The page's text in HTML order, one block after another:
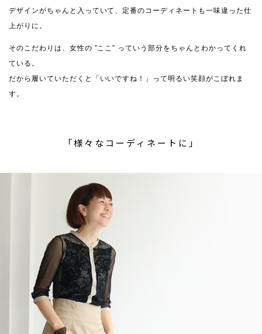
デザインがちゃんと入っていて、定番のコーディネートも一味違った仕
上がりに。
そのこだわりは、女性の ”ここ” っていう部分をちゃんとわかってくれ
ている。
だから履いていただくと「いいですね！」って明るい笑顔がこぼれま
す。
「様々なコーディネートに」